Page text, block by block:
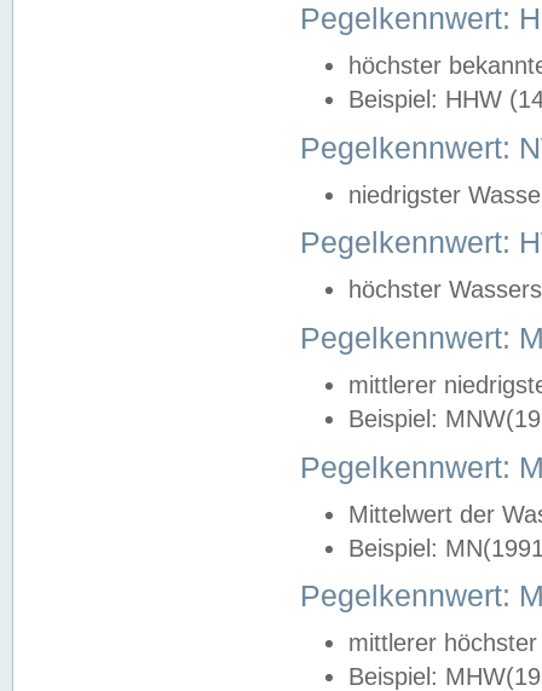
Pegelkennwert:
höchster
Beispiel: HHW
Pegelkennwert:
niedrigster
Pegelkennwert:
höchster
Pegelkennwert:
mittlerer
Beispiel:
Pegelkennwert:
Mittelwert der
Beispiel:
Pegelkennwert:
mittlerer
Beispiel: